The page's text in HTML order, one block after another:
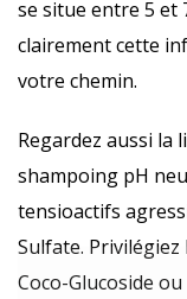
se situe entre 5 et
clairement cette
votre chemin.
Regardez aussi la
shampoing pH
tensioactifs
Sulfate. Privilégiez
Coco-Glucoside